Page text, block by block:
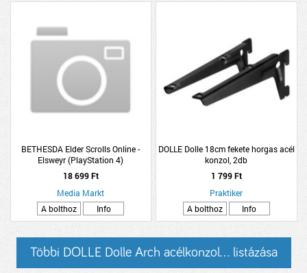
BETHESDA Elder Scrolls Online -
Elsweyr (PlayStation 4)
18 699 Ft
Media Markt
A bolthoz
Info
DOLLE Dolle 18cm fekete horgas acél
konzol, 2db
1 799 Ft
Praktiker
A bolthoz
Info
Többi DOLLE Dolle Arch acélkonzol... listázása